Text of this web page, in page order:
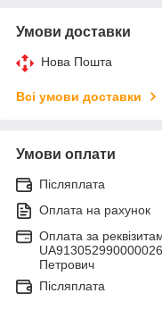
Умови доставки
Нова Пошта
Всі умови доставки
Умови оплати
Післяплата
Оплата на рахунок
Оплата за
Петрович
Післяплата